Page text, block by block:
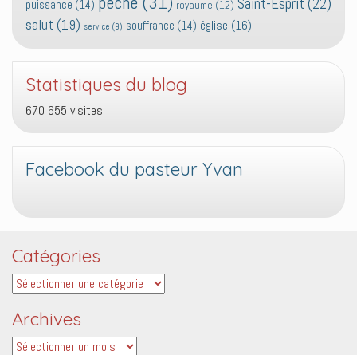
puissance (14) royaume (12)
salut (19) service (9) souffrance (14) église (16)
Statistiques du blog
670 655 visites
Facebook du pasteur Yvan
Catégories
Catégories
Archives
Archives